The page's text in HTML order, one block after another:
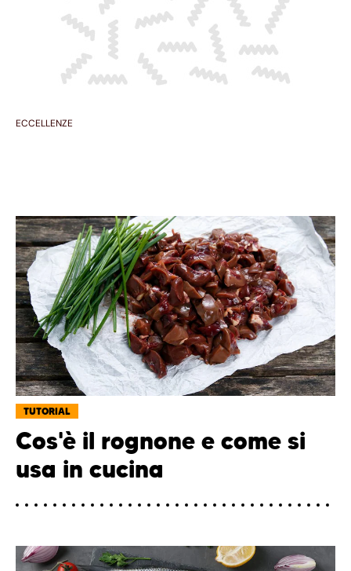
ECCELLENZE
TUTORIAL
Cos'è il rognone e come si
usa in cucina